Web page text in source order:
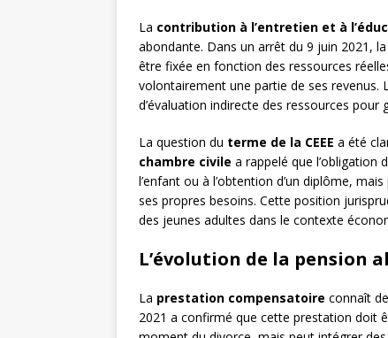
La contribution à l’entretien et à
abondante. Dans un arrêt du 9 juin 2021, la
être fixée en fonction des ressources
volontairement une partie de ses revenus.
d’évaluation indirecte des ressources pour
La question du terme de la CEEE a été
chambre civile a rappelé que l’obligation
l’enfant ou à l’obtention d’un diplôme,
ses propres besoins. Cette position
des jeunes adultes dans le contexte
L’évolution de la pension
La prestation compensatoire connaît
2021 a confirmé que cette prestation doit